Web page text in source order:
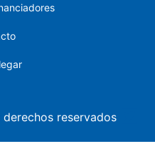
reservados